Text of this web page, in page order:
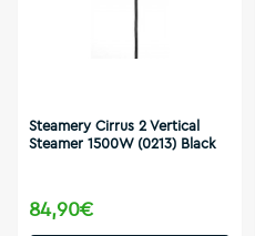
Steamery Cirrus 2 Vertical
Steamer 1500W (0213) Black
84,90€